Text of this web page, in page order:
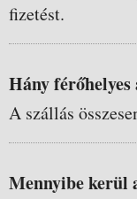
fizetést.
Hány férőhelyes
A szállás
Mennyibe kerül